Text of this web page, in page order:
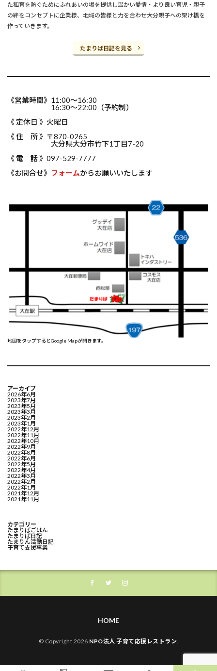
た狐育を防ぐためにふれあいの場を提供し温かい愛情・より良い育児・親子
の絆をコンセプトに企業様、地域の皆様と力を合わせ大分親子への架け橋を
作っていきます。
たまりば日記を見る
《営業時間》11:00～16:30
16:30～22:00（予約制）
《 定休日 》火曜日
《 住 所 》〒870-0265
大分県大分市竹下1丁目7-20
《 電 話 》097-529-7777
《お問合せ》 フォームからお願いいたします
地図をタップするとGoogle Mapが開きます。
アーカイブ
2026年6月
2023年7月
2023年5月
2023年3月
2023年2月
2023年1月
2022年12月
2022年11月
2022年10月
2022年9月
2022年8月
2022年6月
2022年5月
2022年4月
2022年3月
2022年2月
2022年1月
2021年12月
2021年11月
カテゴリー
たまりばごはん
たまりば日記
たまりん活動日記
子育て支援事業
HOME
© Copyright 2026 NPO法人 子育て応援レストラン